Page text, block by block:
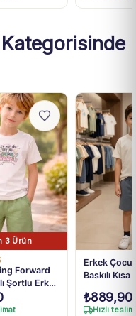
3 Ürün
Forward
Erkek
Baskılı
₺889,90
Hızlı